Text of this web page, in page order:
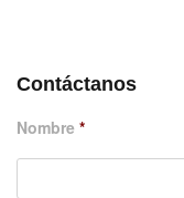
Contáctanos
Nombre *